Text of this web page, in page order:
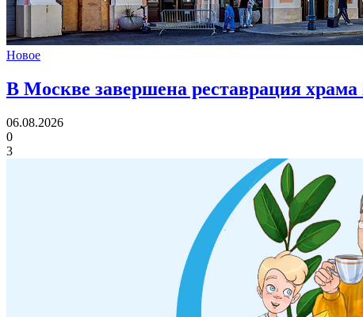
Новое
В Москве завершена реставрация
06.08.2026
0
3